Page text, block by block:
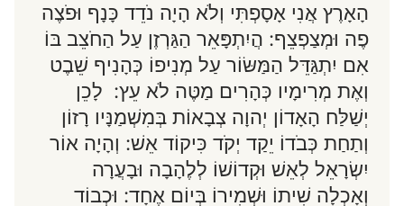
הָאָרֶץ אֲנִי אָסָפְתִּי וְלֹא הָיָה נֹדֵד כָּנָף וּפֹצֶה
פֶה וּמְצַפְצֵף: הֲיִתְפָּאֵר הַגַּרְזֶן עַל הַחֹצֵב בּוֹ
אִם יִתְגַּדֵּל הַמַּשּׂוֹר עַל מְנִיפוֹ כְּהָנִיף שֵׁבֶט
וְאֶת מְרִימָיו כְּהָרִים מַטֶּה לֹא עֵץ: לָכֵן
יְשַׁלַּח הָאָדוֹן יְהוָה צְבָאוֹת בְּמִשְׁמַנָּיו רָזוֹן
וְתַחַת כְּבֹדוֹ יֵקַד יְקֹד כִּיקוֹד אֵשׁ: וְהָיָה אוֹר
יִשְׂרָאֵל לְאֵשׁ וּקְדוֹשׁוֹ לְלֶהָבָה וּבָעֲרָה
וְאָכְלָה שִׁיתוֹ וּשְׁמִירוֹ בְּיוֹם אֶחָד: וּכְבוֹד